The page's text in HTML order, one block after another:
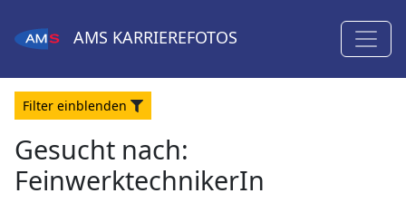
AMS KARRIEREFOTOS
Filter einblenden
Gesucht nach:
FeinwerktechnikerIn